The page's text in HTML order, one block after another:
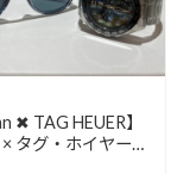
✖︎ TAG HEUER】
× タグ・ホイヤー